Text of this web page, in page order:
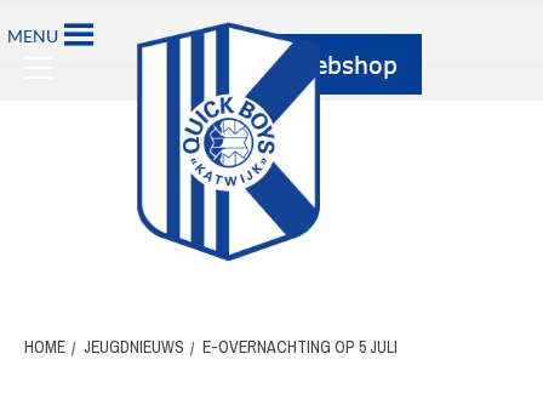
MENU
HOME JEUGDNIEUWS E-OVERNACHTING OP 5 JULI